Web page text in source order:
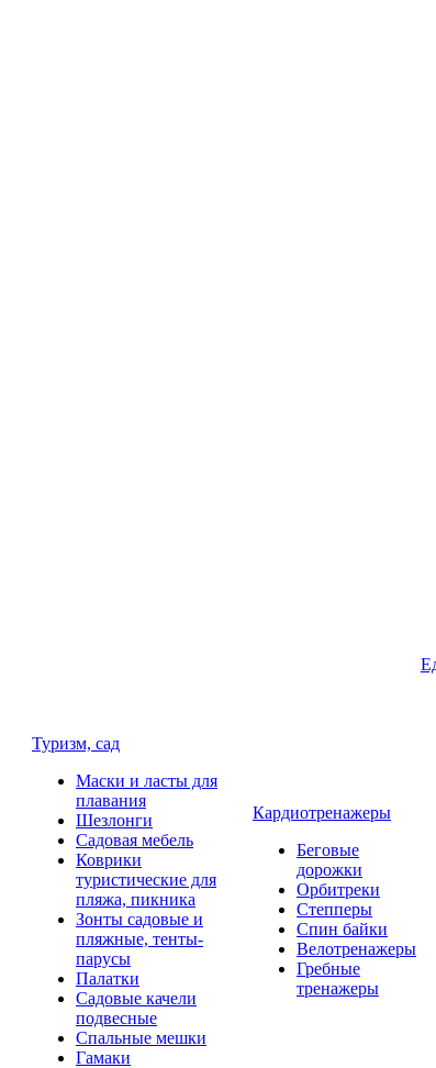
Туризм, сад
Маски и ласты для
плавания
Шезлонги
Садовая мебель
Коврики
туристические для
пляжа, пикника
Зонты садовые и
пляжные, тенты-
парусы
Палатки
Садовые качели
подвесные
Спальные мешки
Гамаки
Кардиотренажеры
Беговые
дорожки
Орбитреки
Степперы
Спин байки
Велотренажеры
Гребные
тренажеры